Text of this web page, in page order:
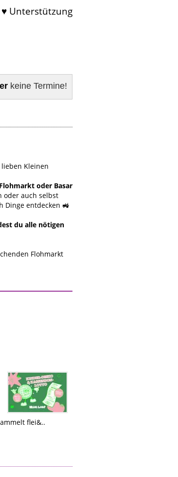
♥ Unterstützung
keine Termine!
Kleinen
Flohmarkt oder Basar
oder auch selbst
Dinge entdecken 🚜
du alle nötigen
Flohmarkt
flei&..